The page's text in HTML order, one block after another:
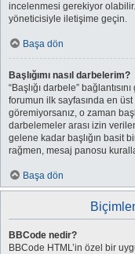
incelenmesi gerekiyor
yöneticisiyle iletişime geçin.
Başa dön
Başlığımı nasıl darbelerim?
“Başlığı darbele”
forumun ilk sayfasında en üst
göremiyorsanız, o zaman
darbelemeler arası izin
gelene kadar başlığın basit
rağmen, mesaj panosu
Başa dön
BBCode nedir?
BBCode HTML’in özel bir